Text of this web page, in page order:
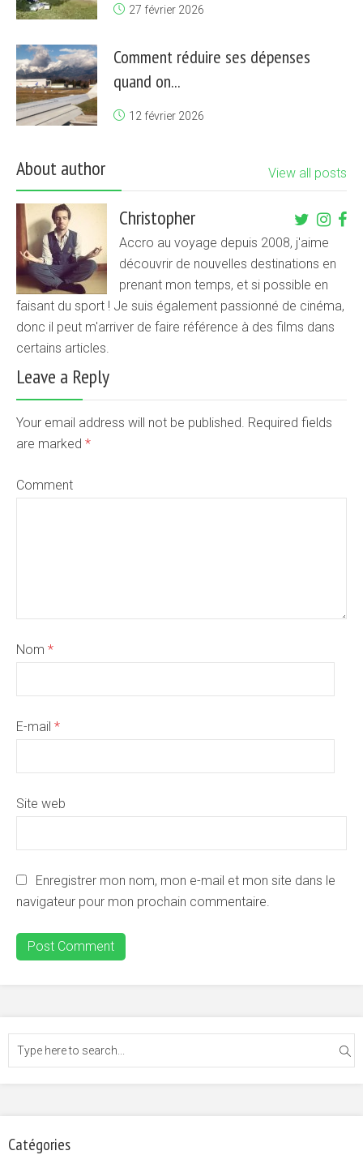
27 février 2026
Comment réduire ses dépenses
quand on...
12 février 2026
About author View all posts
Christopher
Accro au voyage depuis 2008, j'aime
découvrir de nouvelles destinations en
prenant mon temps, et si possible en
faisant du sport ! Je suis également passionné de cinéma,
donc il peut m'arriver de faire référence à des films dans
certains articles.
Leave a Reply
Your email address will not be published. Required fields
are marked *
Comment
Nom *
E-mail *
Site web
Enregistrer mon nom, mon e-mail et mon site dans le
navigateur pour mon prochain commentaire.
Catégories